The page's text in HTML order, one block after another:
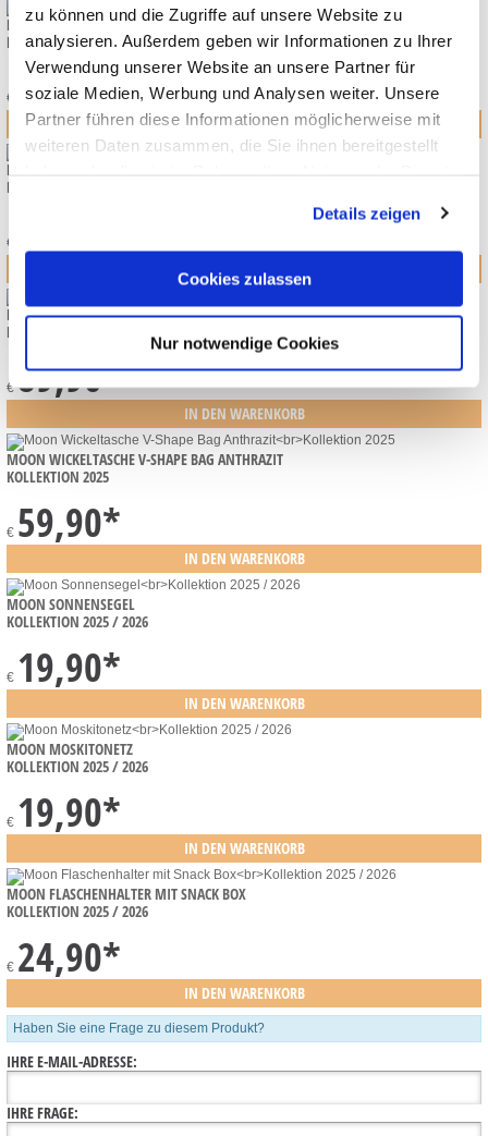
zu können und die Zugriffe auf unsere Website zu
analysieren. Außerdem geben wir Informationen zu Ihrer
Verwendung unserer Website an unsere Partner für
soziale Medien, Werbung und Analysen weiter. Unsere
Partner führen diese Informationen möglicherweise mit
weiteren Daten zusammen, die Sie ihnen bereitgestellt
Details zeigen
Cookies zulassen
Nur notwendige Cookies
MOON PREMIUM FUSSSÄCKE
KOLLEKTION 2026
€ 89,90*
MOON PREMIUM HANDMUFFS
KOLLEKTION 2026
€
MOON PREMIUM FASHION BAG INKL. CLUTCH
KOLLEKTION 2026
€ 89,90*
MOON WICKELTASCHE V-SHAPE BAG ANTHRAZIT
KOLLEKTION 2025
€ 59,90*
MOON SONNENSEGEL
KOLLEKTION 2025 / 2026
€ 19,90*
MOON MOSKITONETZ
KOLLEKTION 2025 / 2026
€ 19,90*
MOON FLASCHENHALTER MIT SNACK BOX
KOLLEKTION 2025 / 2026
€ 24,90*
Haben Sie eine Frage zu diesem Produkt?
IHRE E-MAIL-ADRESSE:
IHRE FRAGE: